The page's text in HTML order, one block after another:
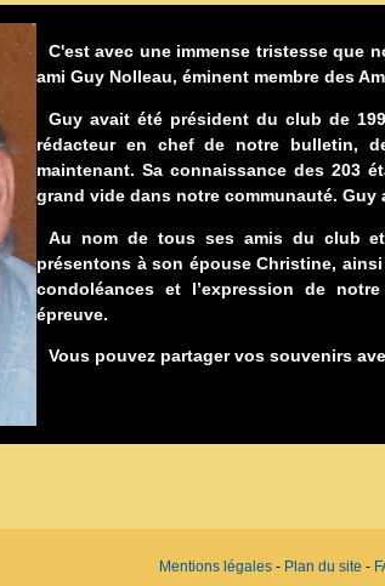
C'est avec une immense tristesse que
ami Guy Nolleau, éminent membre des
Guy avait été président du club de
rédacteur en chef de notre bulletin,
maintenant. Sa connaissance des 203
grand vide dans notre communauté. Guy
Au nom de tous ses amis du club
présentons à son épouse Christine,
condoléances et l’expression de
épreuve.
Vous pouvez partager vos souvenirs
Mentions légales - Plan du site -